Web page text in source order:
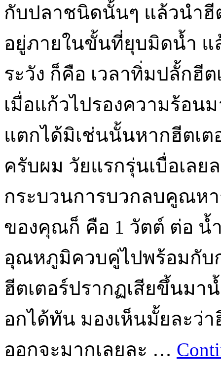
กับปลาชนิดนั้นๆ แล้วนำฮี
อยู่ภายในขั้นที่ยุบมิดน้ำ แ
ระวัง ก็คือ เวลาทิ่มปลั้กฮี
เมื่อแก้วไปรองความร้อน
แตกได้มิเช่นนั้นหากฮีตเ
ครับผม วัยแรกรุ่นเบื่อเล
กระบวนการบวกลบคูณห
ของคุณก็ คือ 1 วัตต์ ต่อ น้
อุณหภูมิควบคู่ไปพร้อมกับ
ฮีตเตอร์ปรากฏเสียขึ้นมา
อกได้ทัน มองเห็นมั้ยละว่
ออกจะมากเลยละ …